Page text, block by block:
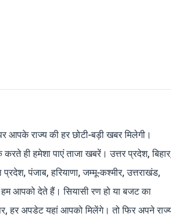
आपके राज्य की हर छोटी-बड़ी खबर मिलेगी।
ही हमेशा पाएं ताजा खबरें। उत्तर प्रदेश,
पंजाब, हरियाणा, जम्मू-कश्मीर, उत्तराखंड,
हम आपको देते हैं। सियासी रण हो या बजट का
हर अपडेट यहां आपको मिलेंगे। तो फिर अपने